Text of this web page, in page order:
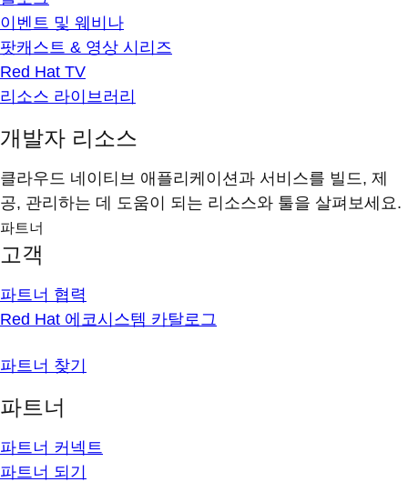
이벤트 및 웨비나
팟캐스트 & 영상 시리즈
Red Hat TV
리소스 라이브러리
개발자 리소스
클라우드 네이티브 애플리케이션과 서비스를 빌드, 제
공, 관리하는 데 도움이 되는 리소스와 툴을 살펴보세요.
파트너
고객
파트너 협력
Red Hat 에코시스템 카탈로그
파트너 찾기
파트너
파트너 커넥트
파트너 되기